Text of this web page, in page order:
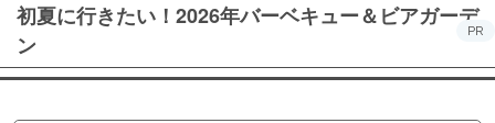
初夏に行きたい！2026年バーベキュー＆ビアガーデ
ン
PR